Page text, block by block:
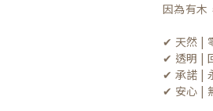
因為有木
✔ 天然 |
✔ 透明 |
✔ 承諾 |
✔ 安心 |